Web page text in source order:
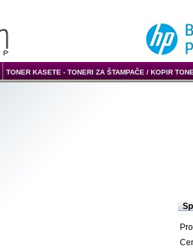
TONER KASETE - TONERI ZA ŠTAMPAČE / KOPIR